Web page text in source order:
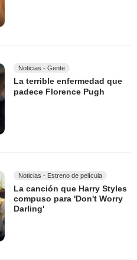
Noticias - Gente
La terrible enfermedad que
padece Florence Pugh
Noticias - Estreno de película
La canción que Harry Styles
compuso para 'Don't Worry
Darling'